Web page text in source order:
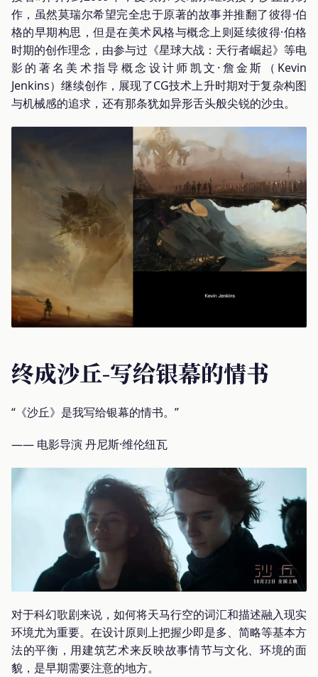
作，虽然莫瑞尔希望完全忠于原著的故事并推翻了彼得·伯
格的早期构思，但是在美术风格与概念上则延续彼得·伯格
时期的创作理念，由参与过《星球大战：天行者崛起》等电
影的著名美术指导概念设计师凯文·詹金斯（Kevin
Jenkins）继续创作，展现了CG技术上升时期对于复杂构图
与机械感的追求，还有那条犹如异形舌头般尖锐的沙虫。
终成沙丘-写给银幕的情书
“《沙丘》是我写给银幕的情书。”
—— 电影导演 丹尼斯·维伦纽瓦
对于科幻歌剧来说，如何将天马行空的词汇和描述融入现实
环境尤为重要。在设计原则上把握少即是多、简略等基本方
法的平衡，用建筑艺术来反映故事情节与文化、环境的面
貌，是早期需要注意的地方。